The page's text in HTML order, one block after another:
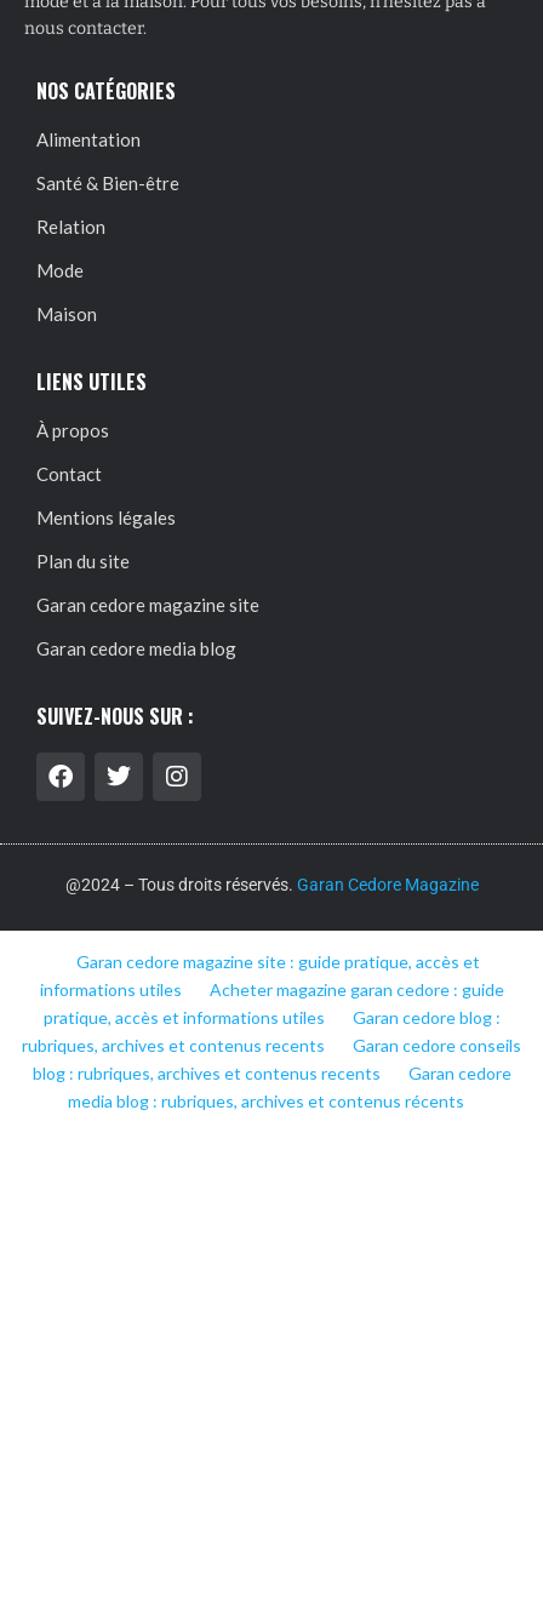
nous contacter.
NOS CATÉGORIES
Alimentation
Santé & Bien-être
Relation
Mode
Maison
LIENS UTILES
À propos
Contact
Mentions légales
Plan du site
Garan cedore magazine site
Garan cedore media blog
SUIVEZ-NOUS SUR :
@2024 – Tous droits réservés. Garan Cedore Magazine
Garan cedore magazine site : guide pratique, accès et
informations utiles
Acheter magazine garan cedore : guide
pratique, accès et informations utiles
Garan cedore blog :
rubriques, archives et contenus recents
Garan cedore conseils
blog : rubriques, archives et contenus recents
Garan cedore
media blog : rubriques, archives et contenus récents